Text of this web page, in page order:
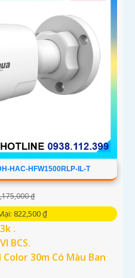
HAC-HFW1500RLP-IL-T
₫
822,500 ₫
3k .
BCS.
Color 30m Có Màu Ban